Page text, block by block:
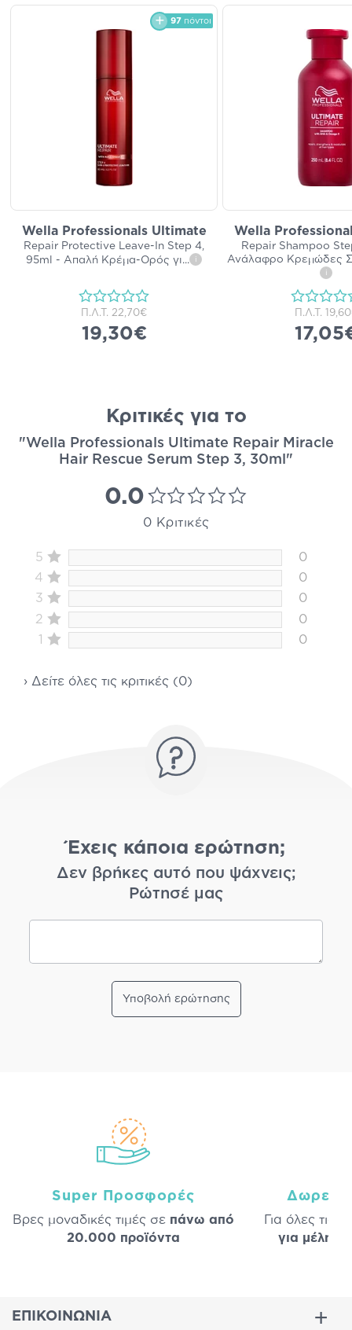
97 πόντοι
Wella Professionals Ultimate
Repair Protective Leave-In Step 4,
95ml - Απαλή Κρέμα-Ορός γι... i
Π.Λ.Τ. 22,70€
19,30€
Wella
Repair Shampoo
Ανάλαφρο Κρεμώδες
i
Π.Λ.Τ.
Κριτικές για το
"Wella Professionals Ultimate Repair Miracle
Hair Rescue Serum Step 3, 30ml"
0.0
0 Κριτικές
5
0
4
0
3
0
2
0
1
0
› Δείτε όλες τις κριτικές (0)
Έχεις κάποια ερώτηση;
Δεν βρήκες αυτό που ψάχνεις;
Ρώτησέ μας
Υποβολή ερώτησης
Super Προσφορές
Βρες μοναδικές τιμές σε πάνω από
20.000 προϊόντα
Δωρεάν
Για όλες τις
για μέλη
ΕΠΙΚΟΙΝΩΝΙΑ